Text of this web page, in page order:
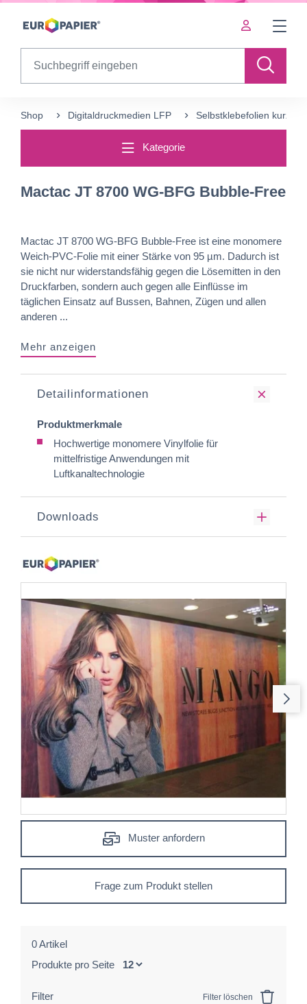
Table Of Content
Ergänzende Produkte
Shop Digitaldruckmedien LFP Selbstklebefolien
Kategorie
Mactac JT 8700 WG-BFG Bubble-Free
Mactac JT 8700 WG-BFG Bubble-Free ist eine monomere
Weich-PVC-Folie mit einer Stärke von 95 µm. Dadurch ist
sie nicht nur widerstandsfähig gegen die Lösemitten in den
Druckfarben, sondern auch gegen alle Einflüsse im
täglichen Einsatz auf Bussen, Bahnen, Zügen und allen
anderen ...
Mehr anzeigen
Detailinformationen
Produktmerkmale
Hochwertige monomere Vinylfolie für
mittelfristige Anwendungen mit
Luftkanaltechnologie
Downloads
Muster anfordern
Frage zum Produkt stellen
0 Artikel
Produkte pro Seite
Filter Filter löschen